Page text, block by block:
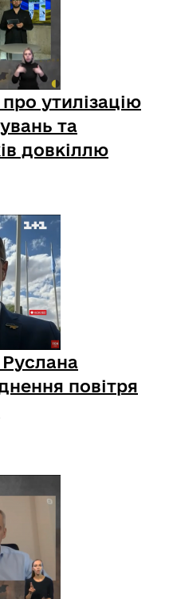
утилізацію
та
довкіллю
повітря